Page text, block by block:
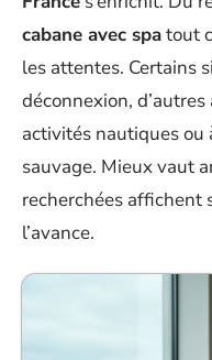
cabane avec spatout
les attentes. Certains
déconnexion, d’autres
activités nautiques ou
sauvage. Mieux vaut
recherchées affichent
l’avance.